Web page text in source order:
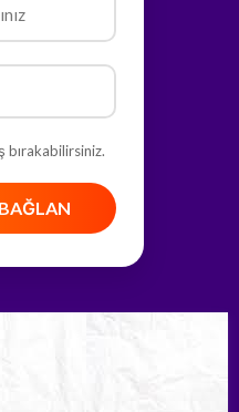
bırakabilirsiniz.